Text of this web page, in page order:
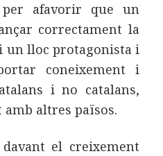
afavorir que un
correctament la
un lloc protagonista i
coneixement i
i no catalans,
altres països.
el creixement